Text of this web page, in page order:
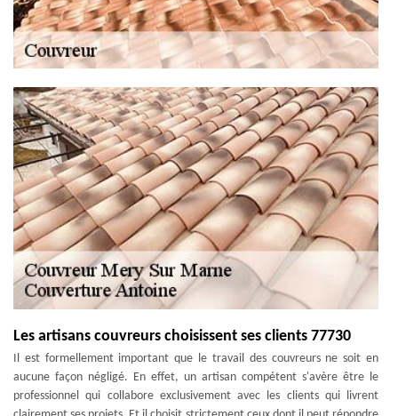
Les artisans couvreurs choisissent ses clients 77730
Il est formellement important que le travail des couvreurs ne soit en
aucune façon négligé. En effet, un artisan compétent s'avère être le
professionnel qui collabore exclusivement avec les clients qui livrent